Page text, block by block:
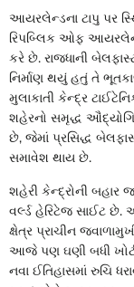
આયરલેન્ડના ટાપુ પર
રિપબ્લિક ઓફ
કરે છે. રાજધાની
નિર્માણ થયું હતું તે
મુલાકાતી કેન્દ્ર
શહેરનો સમૃદ્ધ
છે, જેમાં પ્રસિદ્ધ
સમાવેશ થાય છે.
શહેરી કેન્દ્રોની
વર્લ્ડ હેરિટેજ સાઈટ
ક્ષેત્ર પ્રાચીન
આજે પણ ઘણી બધી
નવા ઈતિહાસમાં રુચિ